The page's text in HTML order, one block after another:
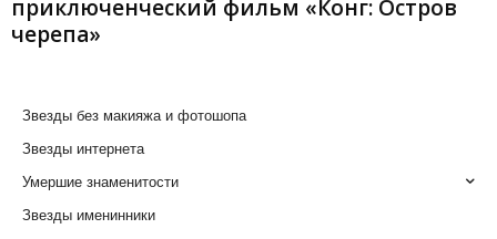
приключенческий фильм «Конг: Остров
черепа»
Звезды без макияжа и фотошопа
Звезды интернета
Умершие знаменитости
Звезды именинники